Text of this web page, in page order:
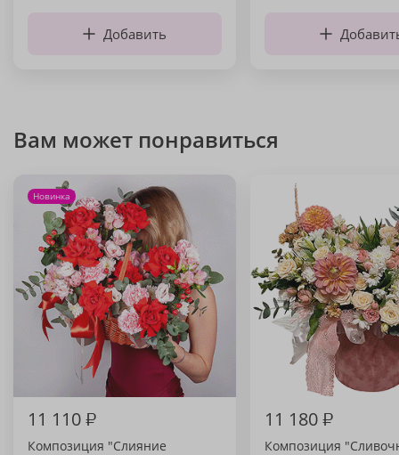
Добавить
Вам может понравиться
Новинка
11 110₽
Композиция "Слияние
11 180₽
Композиция